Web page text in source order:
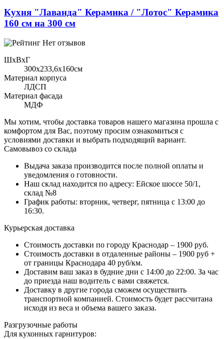
Кухня "Лаванда" Керамика / "Лотос" Керамика
160 см на 300 см
Нет отзывов
ШхВхГ
300x233,6х160см
Материал корпуса
ЛДСП
Материал фасада
МДФ
Мы хотим, чтобы доставка товаров нашего магазина прошла с
комфортом для Вас, поэтому просим ознакомиться с
условиями доставки и выбрать подходящий вариант.
Самовывоз со склада
Выдача заказа производится после полной оплаты и
уведомления о готовности.
Наш склад находится по адресу: Ейское шоссе 50/1,
склад №8
График работы: вторник, четверг, пятница с 13:00 до
16:30.
Курьерская доставка
Стоимость доставки по городу Краснодар – 1900 руб.
Стоимость доставки в отдаленные районы – 1900 руб +
от границы Краснодара 40 руб/км.
Доставим ваш заказ в будние дни с 14:00 до 22:00. За час
до приезда наш водитель с вами свяжется.
Доставку в другие города сможем осуществить
транспортной компанией. Стоимость будет рассчитана
исходя из веса и объема вашего заказа.
Разгрузочные работы
Для кухонных гарнитуров: